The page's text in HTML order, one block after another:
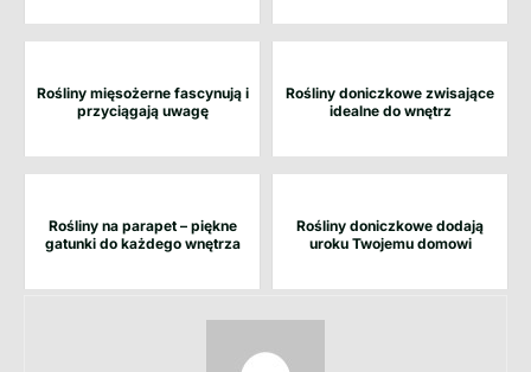
Rośliny mięsożerne fascynują i
przyciągają uwagę
Rośliny doniczkowe zwisające
idealne do wnętrz
Rośliny na parapet – piękne
gatunki do każdego wnętrza
Rośliny doniczkowe dodają
uroku Twojemu domowi